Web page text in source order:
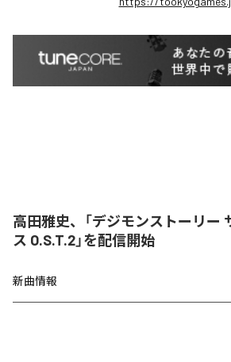
高田雅史、「デジモンストーリー
ス O.S.T.2」を配信開始
新曲情報